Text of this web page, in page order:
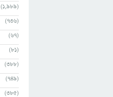
(1,989)
(736)
(67)
(81)
(388)
(749)
(385)